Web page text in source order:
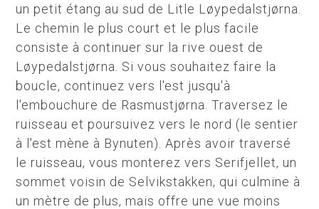
un petit étang au sud de Litle Løypedalstjørna.
Le chemin le plus court et le plus facile
consiste à continuer sur la rive ouest de
Løypedalstjørna. Si vous souhaitez faire la
boucle, continuez vers l'est jusqu'à
l'embouchure de Rasmustjørna. Traversez le
ruisseau et poursuivez vers le nord (le sentier
à l'est mène à Bynuten). Après avoir traversé
le ruisseau, vous monterez vers Serifjellet, un
sommet voisin de Selvikstakken, qui culmine à
un mètre de plus, mais offre une vue moins